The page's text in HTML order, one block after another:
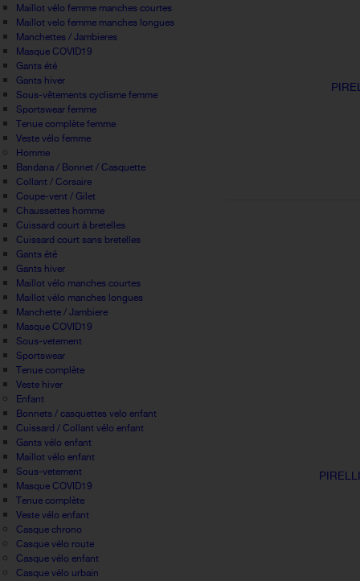
Maillot vélo femme manches courtes
Maillot velo femme manches longues
Manchettes / Jambieres
Masque COVID19
Gants été
Gants hiver
Sous-vêtements cyclisme femme
Sportswear femme
Tenue complète femme
Veste vélo femme
Homme
Bandana / Bonnet / Casquette
Collant / Corsaire
Coupe-vent / Gilet
Chaussettes homme
Cuissard court à bretelles
Cuissard court sans bretelles
Gants été
Gants hiver
Maillot vélo manches courtes
Maillot vélo manches longues
Manchette / Jambiere
Masque COVID19
Sous-vetement
Sportswear
Tenue complète
Veste hiver
Enfant
Bonnets / casquettes velo enfant
Cuissard / Collant vélo enfant
Gants vélo enfant
Maillot vélo enfant
Sous-vetement
Masque COVID19
Tenue complète
Veste vélo enfant
Casque chrono
Casque vélo route
Casque vélo enfant
Casque vélo urbain